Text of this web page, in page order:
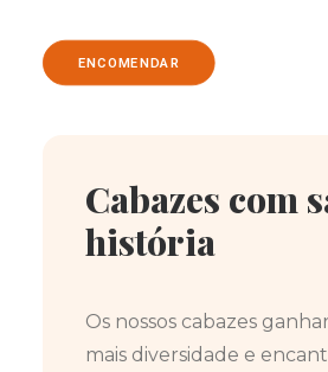
ENCOMENDAR
Cabazes com
história
Os nossos cabazes
mais diversidade e